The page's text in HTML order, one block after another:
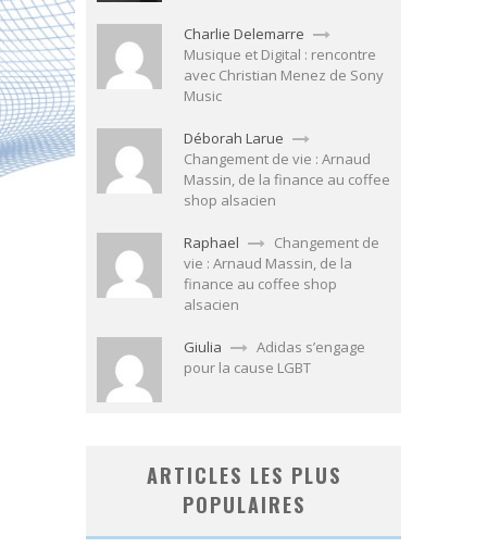
Charlie Delemarre
Musique et Digital : rencontre
avec Christian Menez de Sony
Music
Déborah Larue
Changement de vie : Arnaud
Massin, de la finance au coffee
shop alsacien
Raphael
Changement de
vie : Arnaud Massin, de la
finance au coffee shop
alsacien
Giulia
Adidas s’engage
pour la cause LGBT
ARTICLES LES PLUS
POPULAIRES